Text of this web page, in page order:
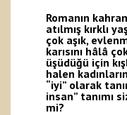
Romanın
atılmış kırklı
çok aşık,
karısını hâlâ
üşüdüğü için
halen
“iyi” olarak
insan” tanımı
mi?